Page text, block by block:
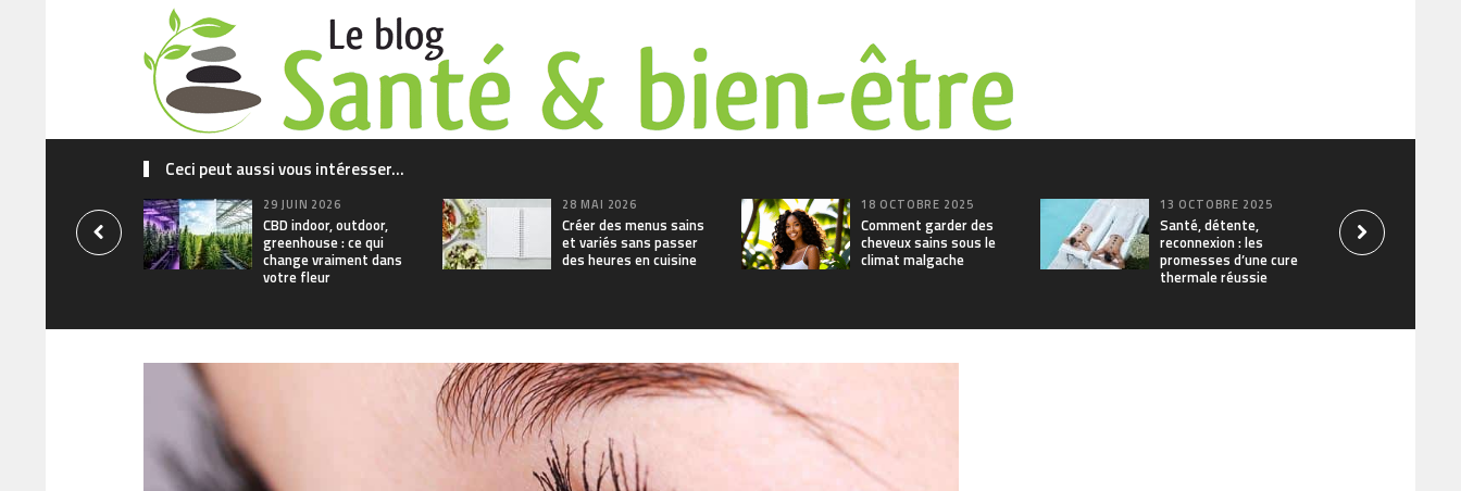
Ceci peut aussi vous intéresser...
29 JUIN 2026
CBD indoor, outdoor,
greenhouse : ce qui
change vraiment dans
votre fleur
28 MAI 2026
Créer des menus sains
et variés sans passer
des heures en cuisine
18 OCTOBRE 2025
Comment garder des
cheveux sains sous le
climat malgache
13 OCTOBRE 2025
Santé, détente,
reconnexion : les
promesses d’une cure
thermale réussie